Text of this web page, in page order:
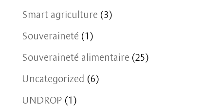
Smart agriculture (3)
Souveraineté (1)
Souveraineté alimentaire (25)
Uncategorized (6)
UNDROP (1)